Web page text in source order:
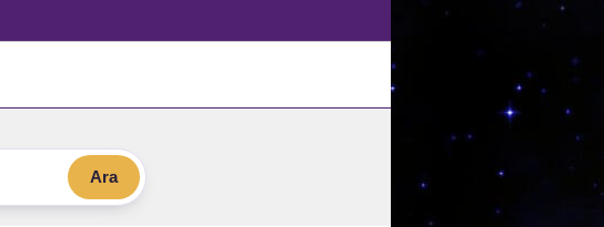
Ara